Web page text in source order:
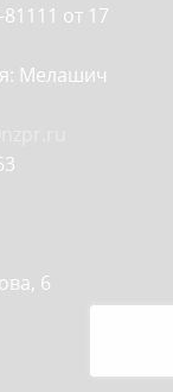
от 17
Мелашич
6